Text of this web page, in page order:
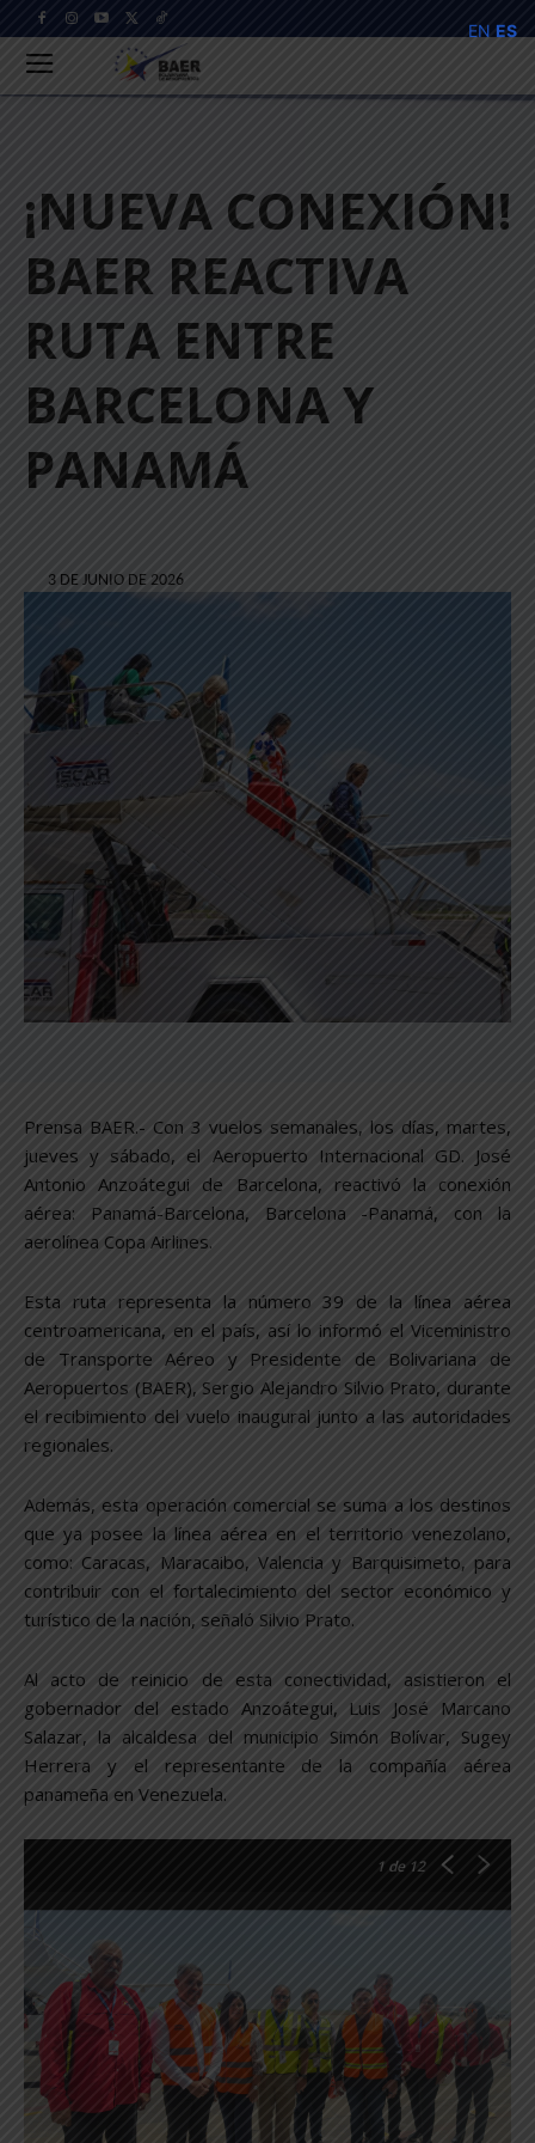
¡NUEVA CONEXIÓN!
BAER REACTIVA
RUTA ENTRE
BARCELONA Y
PANAMÁ
3 DE JUNIO DE 2026
Prensa BAER.- Con 3 vuelos semanales, los días, martes,
jueves y sábado, el Aeropuerto Internacional GD. José
Antonio Anzoátegui de Barcelona, reactivó la conexión
aérea: Panamá-Barcelona, Barcelona -Panamá, con la
aerolínea Copa Airlines.
Esta ruta representa la número 39 de la línea aérea
centroamericana, en el país, así lo informó el Viceministro
de Transporte Aéreo y Presidente de Bolivariana de
Aeropuertos (BAER), Sergio Alejandro Silvio Prato, durante
el recibimiento del vuelo inaugural junto a las autoridades
regionales.
Además, esta operación comercial se suma a los destinos
que ya posee la línea aérea en el territorio venezolano,
como: Caracas, Maracaibo, Valencia y Barquisimeto, para
contribuir con el fortalecimiento del sector económico y
turístico de la nación, señaló Silvio Prato.
Al acto de reinicio de esta conectividad, asistieron el
gobernador del estado Anzoátegui, Luis José Marcano
Salazar, la alcaldesa del municipio Simón Bolívar, Sugey
Herrera y el representante de la compañía aérea
panameña en Venezuela.
1 de 12
EN ES